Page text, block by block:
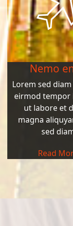
Nemo
Lorem sed
eirmod tempor
ut labore et
magna
sed
Read